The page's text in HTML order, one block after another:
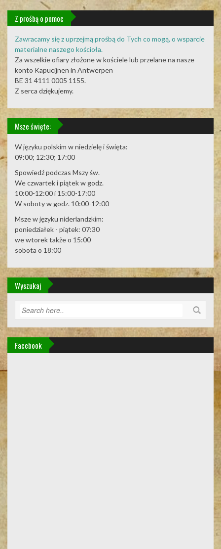
Z prośbą o pomoc
Zawracamy się z uprzejmą prośbą do Tych co mogą, o wsparcie
materialne naszego kościoła.
Za wszelkie ofiary złożone w kościele lub przelane na nasze
konto Kapucijnen in Antwerpen
BE 31 4111 0005 1155.
Z serca dziękujemy.
Msze święte:
W języku polskim w niedzielę i święta:
09:00; 12:30; 17:00
Spowiedź podczas Mszy św.
We czwartek i piątek w godz.
10:00-12:00 i 15:00-17:00
W soboty w godz. 10:00-12:00
Msze w języku niderlandzkim:
poniedziałek - piątek: 07:30
we wtorek także o 15:00
sobota o 18:00
Wyszukaj
Facebook